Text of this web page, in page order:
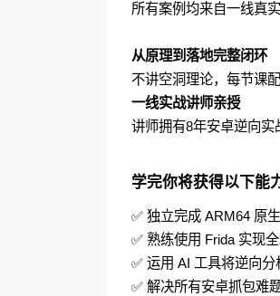
所有案例均来自一线真
从原理到落地完整闭环
不讲空洞理论，每节课
一线实战讲师亲授
讲师拥有8年安卓逆向实
学完你将获得以下能
✅ 独立完成 ARM64 原
✅ 熟练使用 Frida 实现
✅ 运用 AI 工具将逆向
✅ 解决所有安卓抓包难